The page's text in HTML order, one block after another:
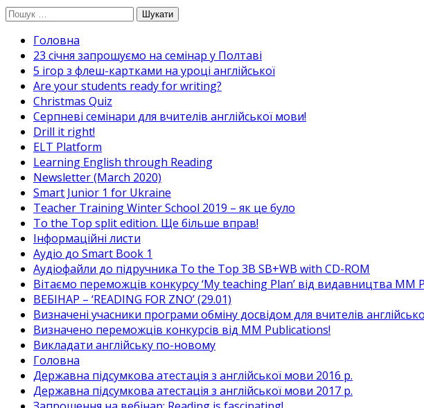
Перейти
вмісту
Пошук:
Головна
23 січня запрошуємо на семінар у Полтаві
5 ігор з флеш-картками на уроці англійської
Are your students ready for writing?
Christmas Quiz
Cерпневі семінари для вчителів англійської мови!
Drill it right!
ELT Platform
Learning English through Reading
Newsletter (March 2020)
Smart Junior 1 for Ukraine
Teacher Training Winter School 2019 – як це було
To the Top split edition. Ще більше вправ!
Інформаційні листи
Аудіо до Smart Book 1
Аудіофайли до підручника To the Top 3B SB+WB with CD-ROM
Вітаємо переможців конкурсу ‘My teaching Plan’ від видавництва MM
ВЕБІНАР – ‘READING FOR ZNO’ (29.01)
Визначені учасники програми обміну досвідом для вчителів
Визначено переможців конкурсів від MM Publications!
Викладати англійську по-новому
Головна
Державна підсумкова атестація з англійської мови 2016 р.
Державна підсумкова атестація з англійської мови 2017 р.